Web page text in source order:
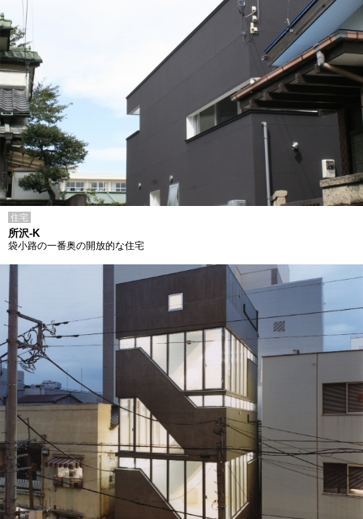
住宅
所沢-K
袋小路の一番奥の開放的な住宅